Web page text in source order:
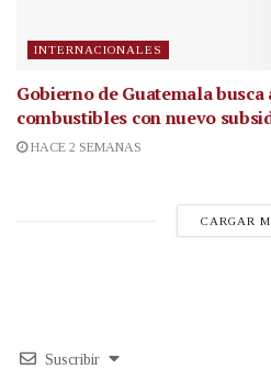
INTERNACIONALES
Gobierno de Guatemala
combustibles con nuevo
HACE 2 SEMANAS
CARGAR
Suscribir